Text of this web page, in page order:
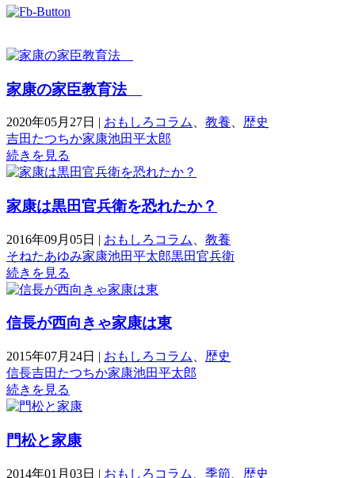
家康の家臣教育法
2020年05月27日 | おもしろコラム 教養
歴史
吉田たつちか家康池田平太郎
続きを見る
家康は黒田官兵衛を恐れたか？
2016年09月05日 | おもしろコラム
教養
そねたあゆみ家康池田平太郎黒田官兵衛
続きを見る
信長が西向きゃ家康は東
2015年07月24日 | おもしろコラム
歴史
信長吉田たつちか家康池田平太郎
続きを見る
門松と家康
2014年01月03日 | おもしろコラム 季節
歴史